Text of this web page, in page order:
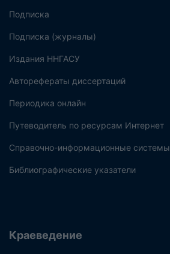
Подписка
Подписка (журналы)
Издания ННГАСУ
Авторефераты диссертаций
Периодика онлайн
Путеводитель по ресурсам Интернет
Справочно-информационные системы
Библиографические указатели
Краеведение